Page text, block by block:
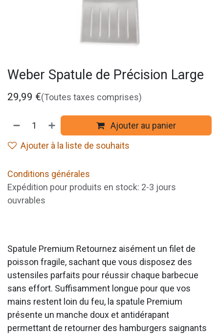
Weber Spatule de Précision Large
29,99 €(Toutes taxes comprises)
Ajouter au panier
Ajouter à la liste de souhaits
Conditions générales
Expédition pour produits en stock: 2-3 jours
ouvrables
Spatule Premium Retournez aisément un filet de
poisson fragile, sachant que vous disposez des
ustensiles parfaits pour réussir chaque barbecue
sans effort. Suffisamment longue pour que vos
mains restent loin du feu, la spatule Premium
présente un manche doux et antidérapant
permettant de retourner des hamburgers saignants